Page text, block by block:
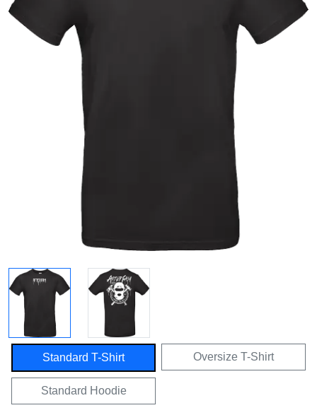
Standard T-Shirt Oversize T-Shirt
Standard Hoodie